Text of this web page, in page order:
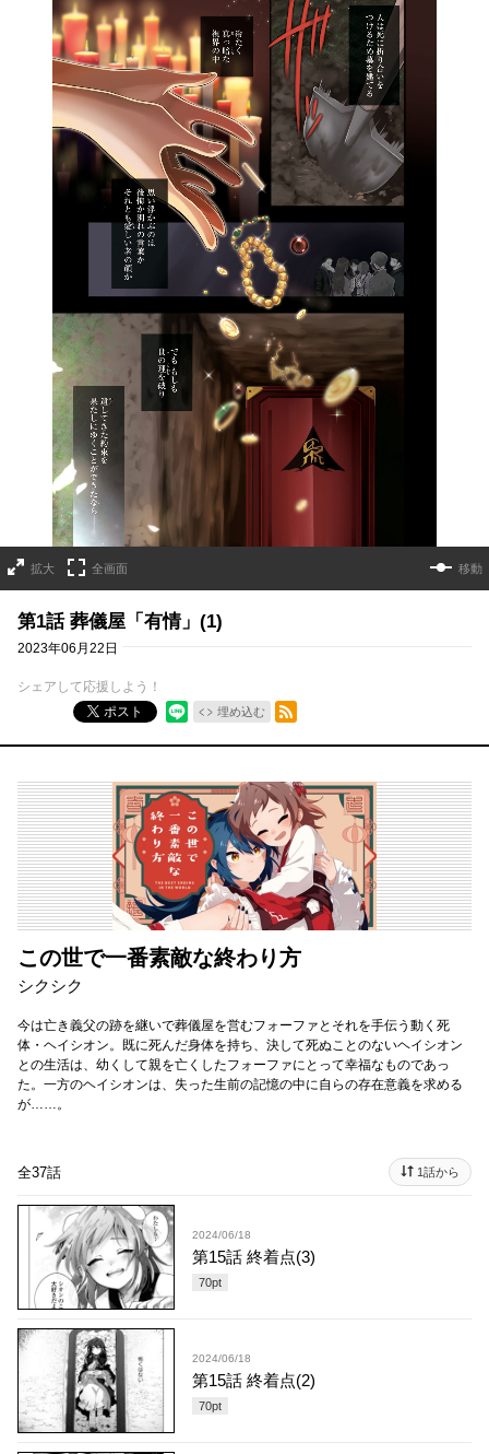
拡大 全画面 移動
第1話 葬儀屋「有情」(1)
2023年06月22日
シェアして応援しよう！
ポスト
埋め込む
RSSフィード
この世で一番素敵な終わり方
シクシク
今は亡き義父の跡を継いで葬儀屋を営むフォーファとそれを手伝う動く死
体・ヘイシオン。既に死んだ身体を持ち、決して死ぬことのないヘイシオン
との生活は、幼くして親を亡くしたフォーファにとって幸福なものであっ
た。一方のヘイシオンは、失った生前の記憶の中に自らの存在意義を求める
が……。
全37話 1話から
2024/06/18
第15話 終着点(3)
70pt
2024/06/18
第15話 終着点(2)
70pt